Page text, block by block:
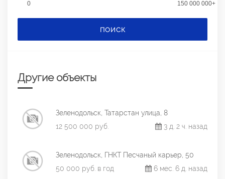
0 150 000 000+
ПОИСК
Другие объекты
Зеленодольск, Татарстан улица, 8
12 500 000 руб.
3 д. 2 ч. назад
Зеленодольск, ГНКТ Песчаный карьер, 50
50 000 руб. в год
6 мес. 6 д. назад